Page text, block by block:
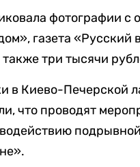
фотографии
газета «Русский
три тысячи
в Киево-Печерской
что проводят